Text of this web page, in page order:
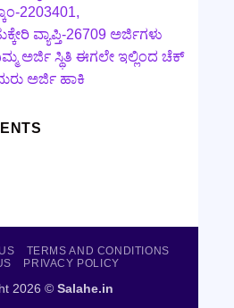
2203401,
ವ್ಯಾಪ್ತಿ-26709 ಅರ್ಜಿಗಳು
ಅರ್ಜಿ ಸ್ಥಿತಿ ಈಗಲೇ ಇಲ್ಲಿಂದ ಚೆಕ್
ಅರ್ಜಿ ಹಾಕಿ
TERMS AND CONDITIONS
PRIVACY POLICY
2026 © Salahe.in